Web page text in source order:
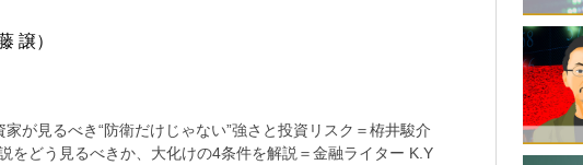
譲）
が見るべき“防衛だけじゃない”強さと投資リスク＝栫井駿介
をどう見るべきか、大化けの4条件を解説＝金融ライター K.Y